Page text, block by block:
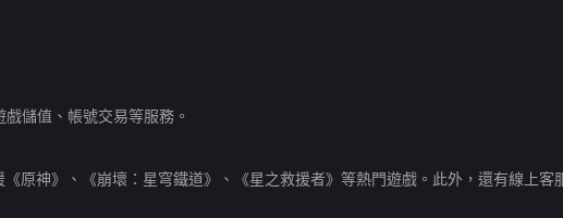
儲值、帳號交易等服務。
原神》、《崩壞：星穹鐵道》、《星之救援者》等熱門遊戲。此外，還有線上客